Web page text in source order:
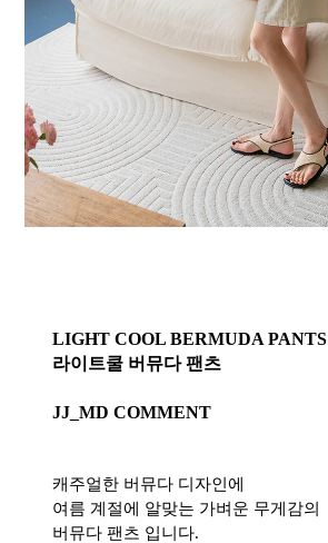
LIGHT COOL BERMUDA PANTS
라이트쿨 버뮤다 팬츠
JJ_MD COMMENT
캐주얼한 버뮤다 디자인에
여름 계절에 알맞는 가벼운 무게감의
버뮤다 팬츠 입니다.